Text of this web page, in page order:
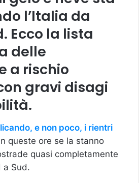
l’Italia da
Ecco la lista
delle
a rischio
gravi disagi
e non poco, i rientri
queste ore se la stanno
quasi completamente
a Sud.